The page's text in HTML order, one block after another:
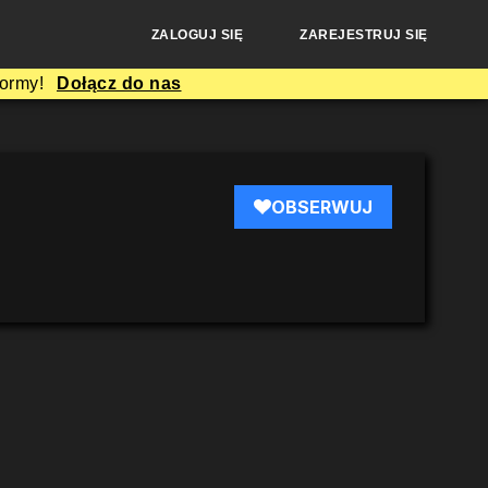
ZALOGUJ SIĘ ZAREJESTRUJ SIĘ
Dołącz do nas
OBSERWUJ